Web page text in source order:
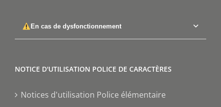
En cas de dysfonctionnement
NOTICE D'UTILISATION POLICE DE CARACTÈRES
Notices d'utilisation Police élémentaire